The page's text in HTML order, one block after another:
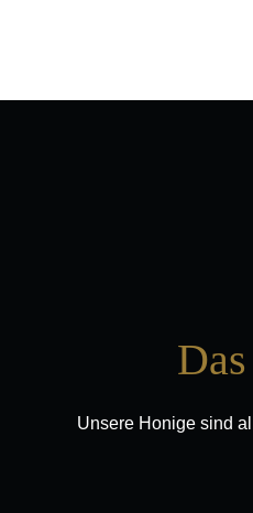
Unsere Honige sind